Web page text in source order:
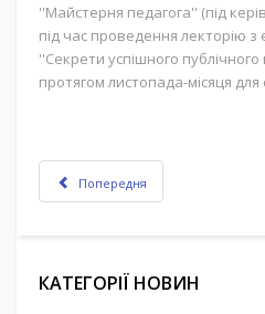
''Майстерня педагога'' (під
під час проведення лекторію з
''Секрети успішного
протягом листопада-місяця для
Попередня
КАТЕГОРІЇ НОВИН